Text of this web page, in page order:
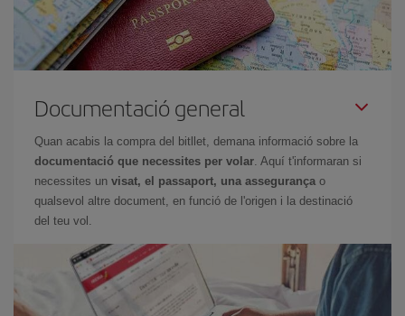
Documentació general
Quan acabis la compra del bitllet, demana informació sobre la
documentació que necessites per volar. Aquí t'informaran si
necessites un visat, el passaport, una assegurança o
qualsevol altre document, en funció de l'origen i la destinació
del teu vol.